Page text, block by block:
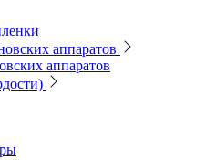
пленки
пленки
контроля
(ЭЧК)